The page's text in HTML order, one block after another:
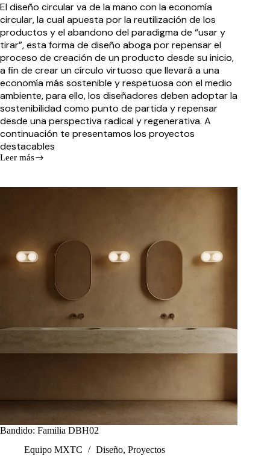
El diseño circular va de la mano con la economía
circular, la cual apuesta por la reutilización de los
productos y el abandono del paradigma de “usar y
tirar”, esta forma de diseño aboga por repensar el
proceso de creación de un producto desde su inicio,
a fin de crear un círculo virtuoso que llevará a una
economía más sostenible y respetuosa con el medio
ambiente, para ello, los diseñadores deben adoptar la
sostenibilidad como punto de partida y repensar
desde una perspectiva radical y regenerativa. A
continuación te presentamos los proyectos
destacables
Leer más
Diseño
Bandido: Familia DBH02
Equipo MXTC
Diseño, Proyectos